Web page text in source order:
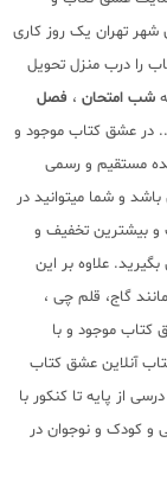
شهر تهران یک روز کاری
را درب منزل تحویل
شب امتحان ، فصل
در عشق کتاب موجود و
مستقیم و رسمی
و شما میتوانید در
و بیشترین تخفیف و
علاوه بر این
گاج، قلم چی ،
کتاب موجود و با
آنلاین عشق کتاب
از پایه تا کنکور با
و کودک و نوجوان در